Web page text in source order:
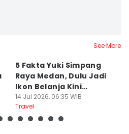
See More
5 Fakta Yuki Simpang
Raya Medan, Dulu Jadi
Ikon Belanja Kini
Ditinggalkan
14 Jul 2026, 06:35 WIB
Travel